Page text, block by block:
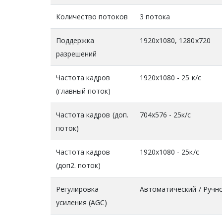
Количество потоков 3 потока
Поддержка
разрешений
1920x1080, 1280x720
Частота кадров
(главный поток)
1920x1080 - 25 к/с
Частота кадров (доп.
поток)
704х576 - 25к/с
Частота кадров
(доп2. поток)
1920x1080 - 25к/с
Регулировка
усиления (AGC)
Автоматический /